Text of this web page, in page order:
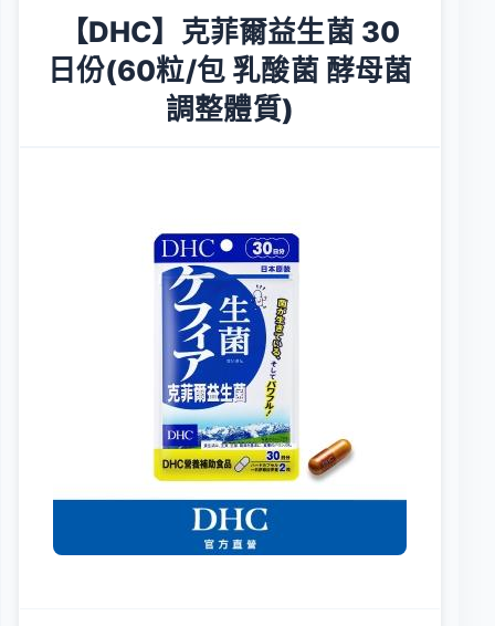
【DHC】克菲爾益生菌 30
日份(60粒/包 乳酸菌 酵母菌
調整體質)